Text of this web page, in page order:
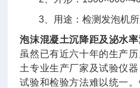
3、用途：检测发泡机所
泡沫混凝土沉降距及泌水
虽然已有近六十年的生产
土专业生产厂家及试验仪
试验和检验方法难以统一